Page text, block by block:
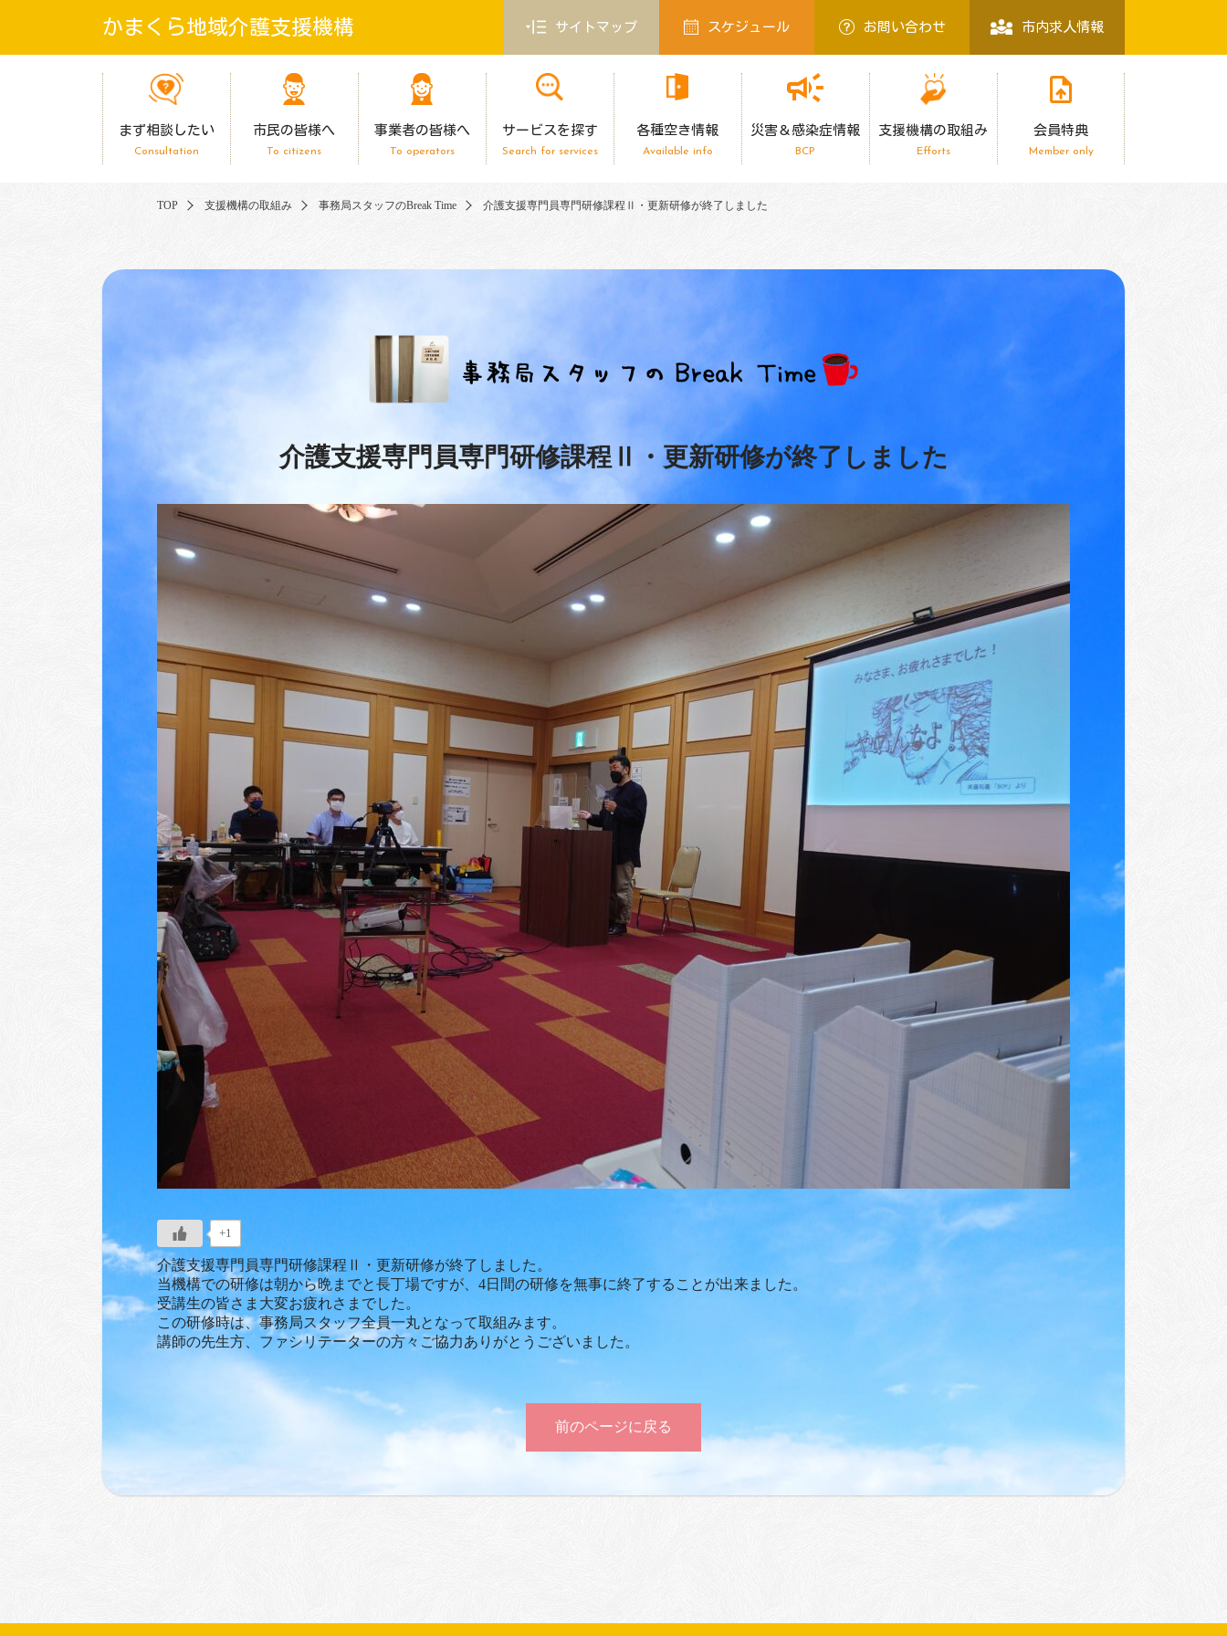
かまくら地域介護支援機構 サイトマップ スケジュール お問い合わせ 市内求人情報
まず相談したい
Consultation
市民の皆様へ
To citizens
事業者の皆様へ
To operators
サービスを探す
Search for services
各種空き情報
Available info
災害＆感染症情報
BCP
支援機構の取組み
Efforts
会員特典
Member only
TOP 支援機構の取組み 事務局スタッフのBreak Time 介護支援専門員専門研修課程Ⅱ・更新研修が終了しました
介護支援専門員専門研修課程Ⅱ・更新研修が終了しました
+1
介護支援専門員専門研修課程Ⅱ・更新研修が終了しました。
当機構での研修は朝から晩までと長丁場ですが、4日間の研修を無事に終了することが出来ました。
受講生の皆さま大変お疲れさまでした。
この研修時は、事務局スタッフ全員一丸となって取組みます。
講師の先生方、ファシリテーターの方々ご協力ありがとうございました。
前のページに戻る